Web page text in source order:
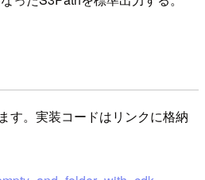
す。実装コードはリンクに格納